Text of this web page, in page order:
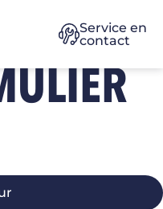
Service en
contact